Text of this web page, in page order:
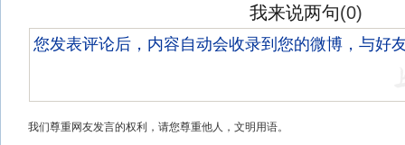
我来说两句(0)
我们尊重网友发言的权利，请您尊重他人，文明用语。